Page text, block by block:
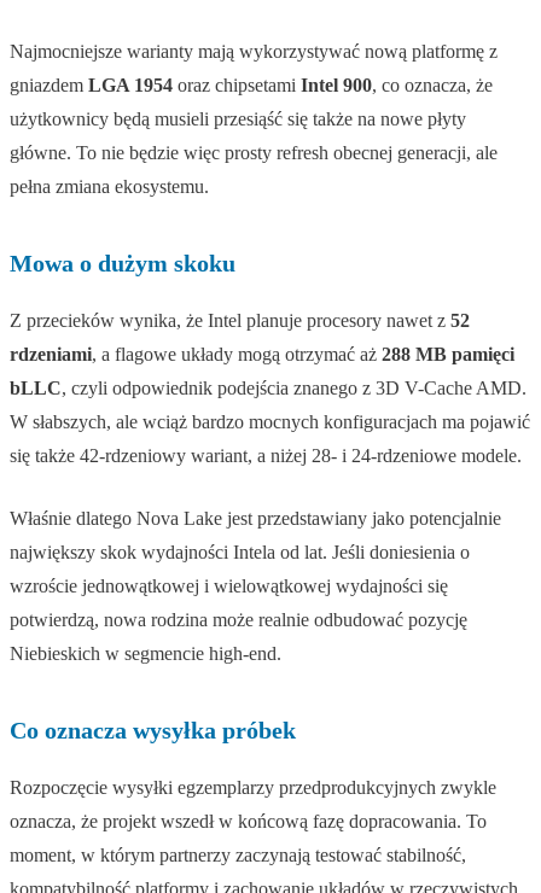
Najmocniejsze warianty mają wykorzystywać nową platformę z
gniazdem LGA 1954 oraz chipsetami Intel 900, co oznacza, że
użytkownicy będą musieli przesiąść się także na nowe płyty
główne. To nie będzie więc prosty refresh obecnej generacji, ale
pełna zmiana ekosystemu.
Mowa o dużym skoku
Z przecieków wynika, że Intel planuje procesory nawet z 52
rdzeniami, a flagowe układy mogą otrzymać aż 288 MB pamięci
bLLC, czyli odpowiednik podejścia znanego z 3D V-Cache AMD.
W słabszych, ale wciąż bardzo mocnych konfiguracjach ma pojawić
się także 42-rdzeniowy wariant, a niżej 28- i 24-rdzeniowe modele.
Właśnie dlatego Nova Lake jest przedstawiany jako potencjalnie
największy skok wydajności Intela od lat. Jeśli doniesienia o
wzroście jednowątkowej i wielowątkowej wydajności się
potwierdzą, nowa rodzina może realnie odbudować pozycję
Niebieskich w segmencie high-end.
Co oznacza wysyłka próbek
Rozpoczęcie wysyłki egzemplarzy przedprodukcyjnych zwykle
oznacza, że projekt wszedł w końcową fazę dopracowania. To
moment, w którym partnerzy zaczynają testować stabilność,